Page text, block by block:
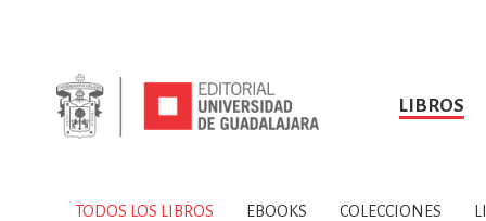
LIBROS
TODOS LOS LIBROS
SOBRE NOSOTROS HISTORIA
TODOS LOS LIBROS EBOOKS COLECCIONES